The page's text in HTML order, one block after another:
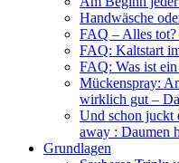
Handwäsche
FAQ – Alles
FAQ: Kaltstart
FAQ: Was ist
Mückenspray:
wirklich gut –
Und schon juckt
away : Daumen
Grundlagen